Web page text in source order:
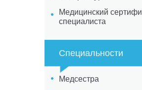
Медицинский
специалиста
Специальности
Медсестра